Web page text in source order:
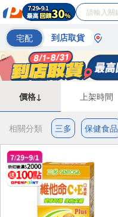
宅配 到店取貨
價格↓ 上架時間
相關分類 三多 保健食品